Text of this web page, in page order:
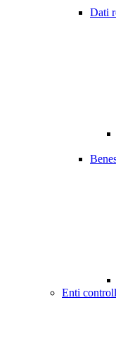
Dati
Enti